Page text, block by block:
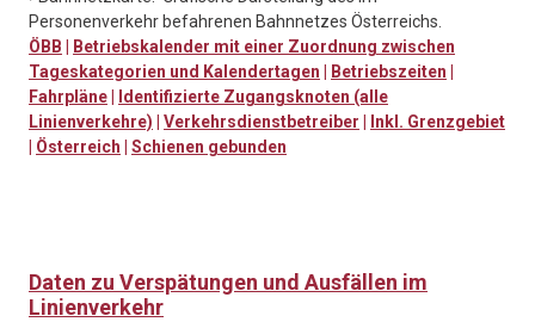
Personenverkehr befahrenen Bahnnetzes Österreichs.
ÖBB
Betriebskalender mit einer Zuordnung zwischen
Tageskategorien und Kalendertagen
Betriebszeiten
Fahrpläne
Identifizierte Zugangsknoten (alle
Linienverkehre)
Verkehrsdienstbetreiber
Inkl. Grenzgebiet
Österreich Schienen gebunden
Daten zu Verspätungen und Ausfällen im
Linienverkehr